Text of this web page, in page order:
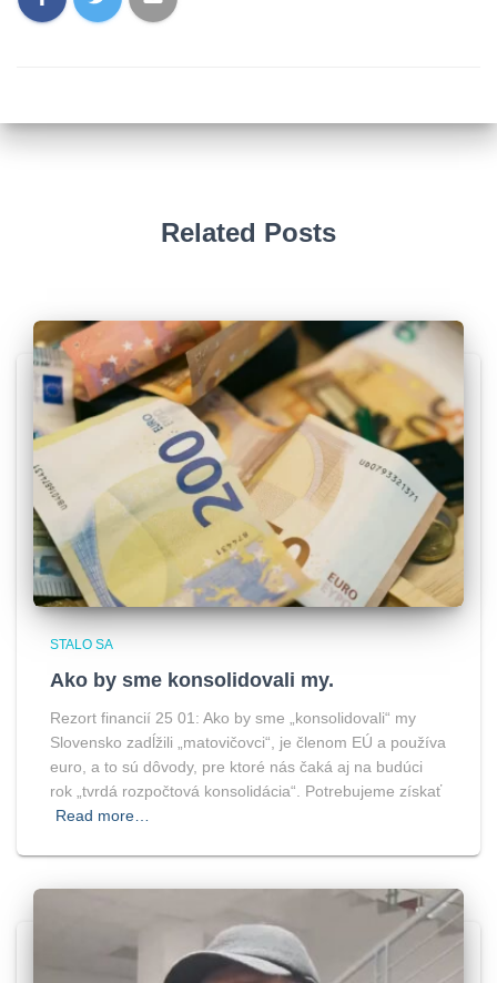
Related Posts
STALO SA
Ako by sme konsolidovali my.
Rezort financií 25 01: Ako by sme „konsolidovali“ my
Slovensko zadĺžili „matovičovci“, je členom EÚ a používa
euro, a to sú dôvody, pre ktoré nás čaká aj na budúci
rok „tvrdá rozpočtová konsolidácia“. Potrebujeme získať
Read more…